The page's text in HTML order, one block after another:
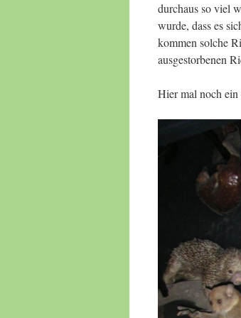
durchaus so viel
wurde, dass es
kommen solche
ausgestorbenen
Hier mal noch ein